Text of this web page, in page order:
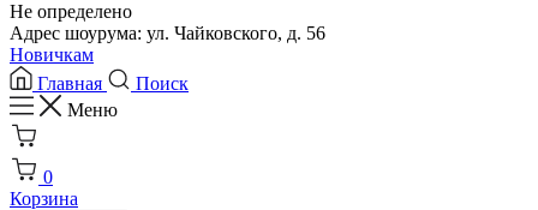
Не определено
Адрес шоурума: ул. Чайковского, д. 56
Новичкам
Главная
Поиск
Меню
0
Корзина